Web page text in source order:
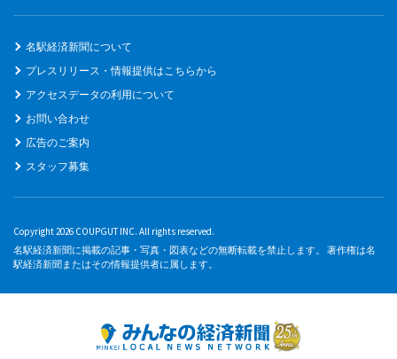
名駅経済新聞について
プレスリリース・情報提供はこちらから
アクセスデータの利用について
お問い合わせ
広告のご案内
スタッフ募集
Copyright 2026 COUPGUT INC. All rights reserved.
名駅経済新聞に掲載の記事・写真・図表などの無断転載を禁止します。 著作権は名
駅経済新聞またはその情報提供者に属します。